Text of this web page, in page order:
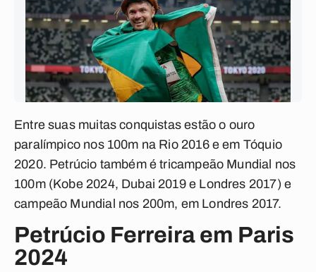
Entre suas muitas conquistas estão o ouro
paralímpico nos 100m na Rio 2016 e em Tóquio
2020. Petrúcio também é tricampeão Mundial nos
100m (Kobe 2024, Dubai 2019 e Londres 2017) e
campeão Mundial nos 200m, em Londres 2017.
Petrúcio Ferreira em Paris
2024